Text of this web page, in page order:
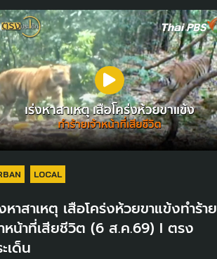
LOCAL
หาสาเหตุ เสือโคร่งห้วยขาแข้งทำร้าย
หน้าที่เสียชีวิต (6 ส.ค.69) I ตรง
เด็น